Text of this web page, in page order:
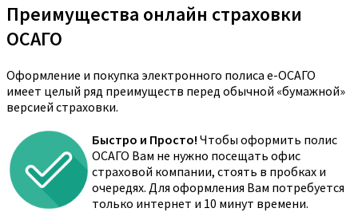
Преимущества онлайн страховки
ОСАГО
Оформление и покупка электронного полиса е-ОСАГО
имеет целый ряд преимуществ перед обычной «бумажной»
версией страховки.
Быстро и Просто! Чтобы оформить полис
ОСАГО Вам не нужно посещать офис
страховой компании, стоять в пробках и
очередях. Для оформления Вам потребуется
только интернет и 10 минут времени.